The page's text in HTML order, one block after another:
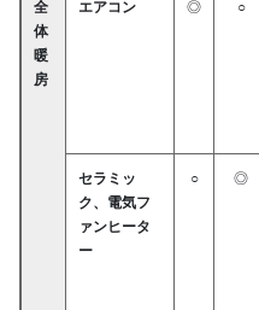
全
体
暖
房
エアコン ◎ ○
セラミッ
ク、電気フ
ァンヒータ
ー
○ ◎